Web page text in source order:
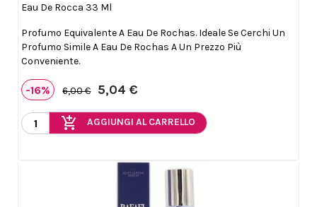
Eau De Rocca 33 Ml
Profumo Equivalente A Eau De Rochas. Ideale Se Cerchi Un
Profumo Simile A Eau De Rochas A Un Prezzo Più
Conveniente.
-16% 6,00 € 5,04 €
add_shopping_cart AGGIUNGI AL CARRELLO